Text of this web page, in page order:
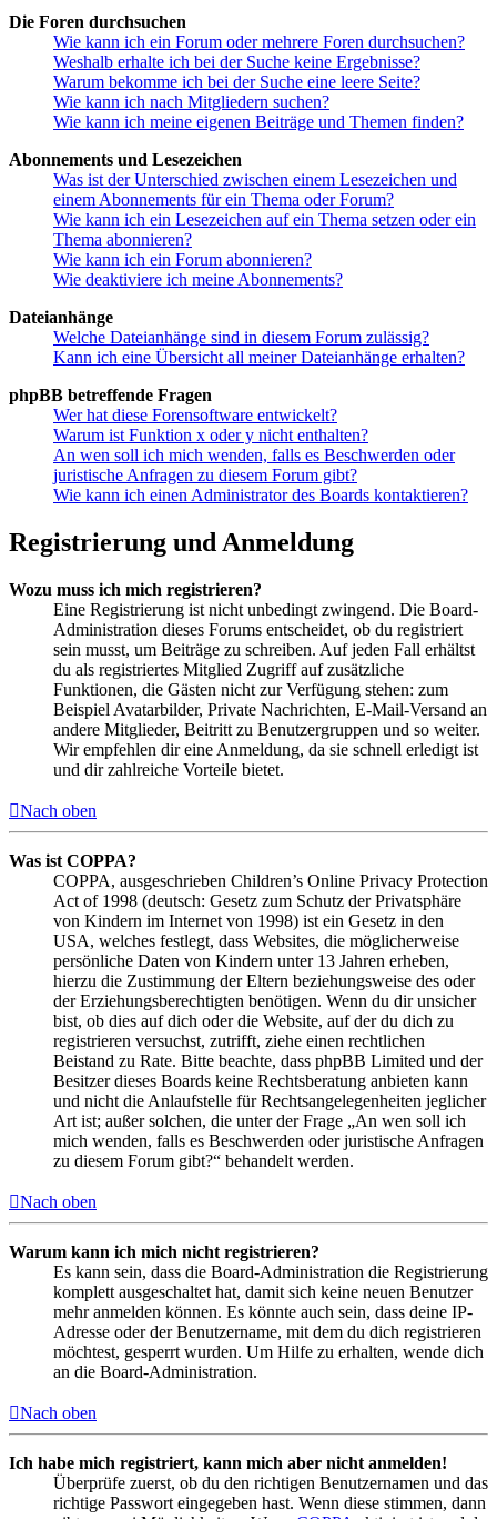
Die Foren durchsuchen
Wie kann ich ein Forum oder mehrere Foren durchsuchen?
Weshalb erhalte ich bei der Suche keine Ergebnisse?
Warum bekomme ich bei der Suche eine leere Seite?
Wie kann ich nach Mitgliedern suchen?
Wie kann ich meine eigenen Beiträge und Themen finden?
Abonnements und Lesezeichen
Was ist der Unterschied zwischen einem Lesezeichen und
einem Abonnements für ein Thema oder Forum?
Wie kann ich ein Lesezeichen auf ein Thema setzen oder ein
Thema abonnieren?
Wie kann ich ein Forum abonnieren?
Wie deaktiviere ich meine Abonnements?
Dateianhänge
Welche Dateianhänge sind in diesem Forum zulässig?
Kann ich eine Übersicht all meiner Dateianhänge erhalten?
phpBB betreffende Fragen
Wer hat diese Forensoftware entwickelt?
Warum ist Funktion x oder y nicht enthalten?
An wen soll ich mich wenden, falls es Beschwerden oder
juristische Anfragen zu diesem Forum gibt?
Wie kann ich einen Administrator des Boards kontaktieren?
Registrierung und Anmeldung
Wozu muss ich mich registrieren?
Eine Registrierung ist nicht unbedingt zwingend. Die Board-
Administration dieses Forums entscheidet, ob du registriert
sein musst, um Beiträge zu schreiben. Auf jeden Fall erhältst
du als registriertes Mitglied Zugriff auf zusätzliche
Funktionen, die Gästen nicht zur Verfügung stehen: zum
Beispiel Avatarbilder, Private Nachrichten, E-Mail-Versand an
andere Mitglieder, Beitritt zu Benutzergruppen und so weiter.
Wir empfehlen dir eine Anmeldung, da sie schnell erledigt ist
und dir zahlreiche Vorteile bietet.
Nach oben
Was ist COPPA?
COPPA, ausgeschrieben Children’s Online Privacy Protection
Act of 1998 (deutsch: Gesetz zum Schutz der Privatsphäre
von Kindern im Internet von 1998) ist ein Gesetz in den
USA, welches festlegt, dass Websites, die möglicherweise
persönliche Daten von Kindern unter 13 Jahren erheben,
hierzu die Zustimmung der Eltern beziehungsweise des oder
der Erziehungsberechtigten benötigen. Wenn du dir unsicher
bist, ob dies auf dich oder die Website, auf der du dich zu
registrieren versuchst, zutrifft, ziehe einen rechtlichen
Beistand zu Rate. Bitte beachte, dass phpBB Limited und der
Besitzer dieses Boards keine Rechtsberatung anbieten kann
und nicht die Anlaufstelle für Rechtsangelegenheiten jeglicher
Art ist; außer solchen, die unter der Frage „An wen soll ich
mich wenden, falls es Beschwerden oder juristische Anfragen
zu diesem Forum gibt?“ behandelt werden.
Nach oben
Warum kann ich mich nicht registrieren?
Es kann sein, dass die Board-Administration die Registrierung
komplett ausgeschaltet hat, damit sich keine neuen Benutzer
mehr anmelden können. Es könnte auch sein, dass deine IP-
Adresse oder der Benutzername, mit dem du dich registrieren
möchtest, gesperrt wurden. Um Hilfe zu erhalten, wende dich
an die Board-Administration.
Nach oben
Ich habe mich registriert, kann mich aber nicht anmelden!
Überprüfe zuerst, ob du den richtigen Benutzernamen und das
richtige Passwort eingegeben hast. Wenn diese stimmen, dann